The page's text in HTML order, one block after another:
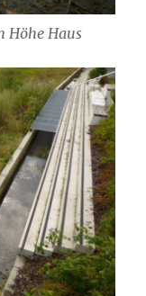
Höhe Haus